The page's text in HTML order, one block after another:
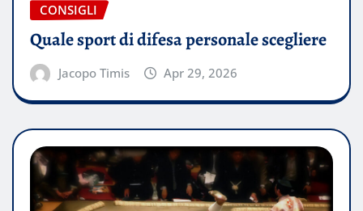
CONSIGLI
Quale sport di difesa personale scegliere
Jacopo Timis Apr 29, 2026